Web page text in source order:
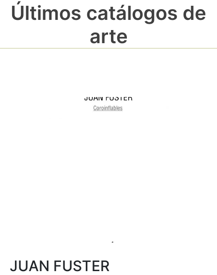
Últimos catálogos de
arte
JUAN FUSTER